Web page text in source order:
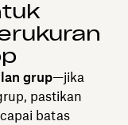
grup—jika
pastikan
batas